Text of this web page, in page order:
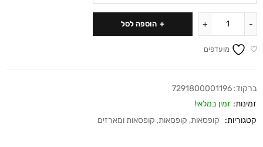
הוספה לסל
מועדפים
ברקוד: 7291800001196
זמינות: זמין במלאי!
קטגוריות:
קופסאות, קופסאות, קופסאות ומארזים